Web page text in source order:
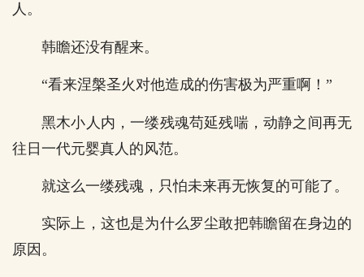
人。
韩瞻还没有醒来。
“看来涅槃圣火对他造成的伤害极为严重啊！”
黑木小人内，一缕残魂苟延残喘，动静之间再无
往日一代元婴真人的风范。
就这么一缕残魂，只怕未来再无恢复的可能了。
实际上，这也是为什么罗尘敢把韩瞻留在身边的
原因。